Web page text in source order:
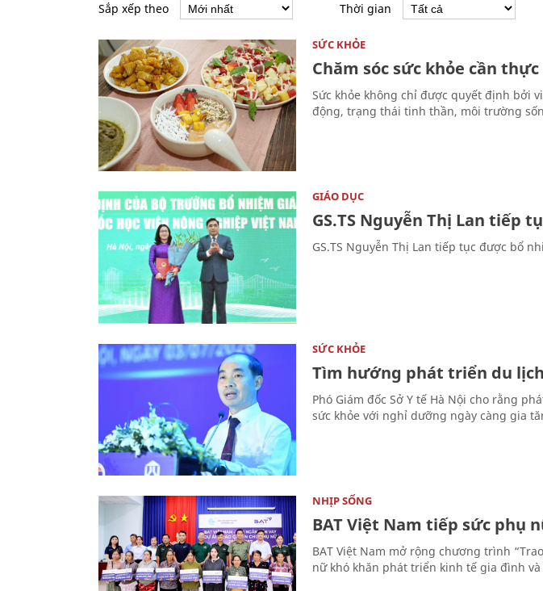
Sắp xếp theo Thời gian
SỨC KHỎE
Chăm sóc sức khỏe cần
Sức khỏe không chỉ được quyết định bởi
động, trạng thái tinh thần, môi trường
GIÁO DỤC
GS.TS Nguyễn Thị Lan tiếp
GS.TS Nguyễn Thị Lan tiếp tục được bổ
SỨC KHỎE
Tìm hướng phát triển du
Phó Giám đốc Sở Y tế Hà Nội cho rằng
sức khỏe với nghỉ dưỡng ngày càng gia
NHỊP SỐNG
BAT Việt Nam tiếp sức phụ
BAT Việt Nam mở rộng chương trình
nữ khó khăn phát triển kinh tế gia đình